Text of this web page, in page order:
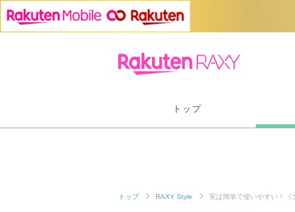
トップ
トップ RAXY Style 実は簡単で使いやすい！《